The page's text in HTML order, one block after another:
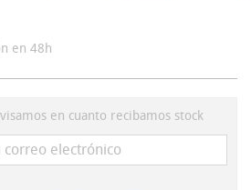
en 48h
en cuanto recibamos stock